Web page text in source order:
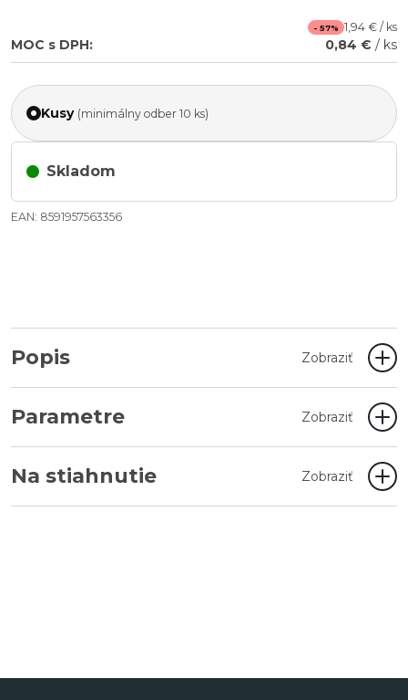
- 57% 1,94 € / ks
MOC s DPH: 0,84 € / ks
Kusy (minimálny odber 10 ks)
Skladom
EAN: 8591957563356
Popis Zobraziť
Parametre Zobraziť
Na stiahnutie Zobraziť